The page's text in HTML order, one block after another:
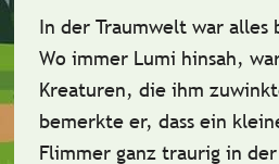
In der Traumwelt war alles
Wo immer Lumi hinsah,
Kreaturen, die ihm
bemerkte er, dass ein
Flimmerganz traurig in der